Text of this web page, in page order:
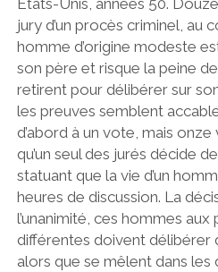
jury d’un procès criminel, au
homme d’origine modeste
son père et risque la peine
retirent pour délibérer sur
les preuves semblent
d’abord à un vote, mais
qu’un seul des jurés décide
statuant que la vie d’un
heures de discussion. La
l’unanimité, ces hommes
différentes doivent délibérer
alors que se mêlent dans